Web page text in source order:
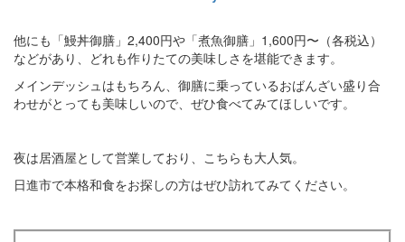
他にも「鰻丼御膳」2,400円や「煮魚御膳」1,600円〜（各税込）
などがあり、どれも作りたての美味しさを堪能できます。
メインデッシュはもちろん、御膳に乗っているおばんざい盛り合
わせがとっても美味しいので、ぜひ食べてみてほしいです。
夜は居酒屋として営業しており、こちらも大人気。
日進市で本格和食をお探しの方はぜひ訪れてみてください。